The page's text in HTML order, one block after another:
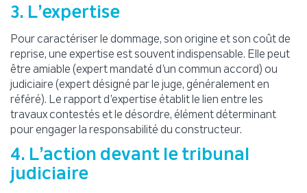
3. L’expertise
Pour caractériser le dommage, son origine et son coût de
reprise, une expertise est souvent indispensable. Elle peut
être amiable (expert mandaté d’un commun accord) ou
judiciaire (expert désigné par le juge, généralement en
référé). Le rapport d’expertise établit le lien entre les
travaux contestés et le désordre, élément déterminant
pour engager la responsabilité du constructeur.
4. L’action devant le tribunal
judiciaire